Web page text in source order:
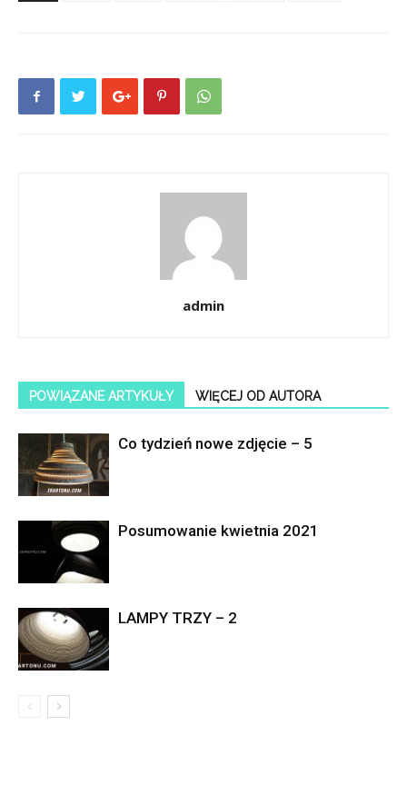
admin
POWIĄZANE ARTYKUŁY WIĘCEJ OD AUTORA
Co tydzień nowe zdjęcie – 5
Posumowanie kwietnia 2021
LAMPY TRZY – 2